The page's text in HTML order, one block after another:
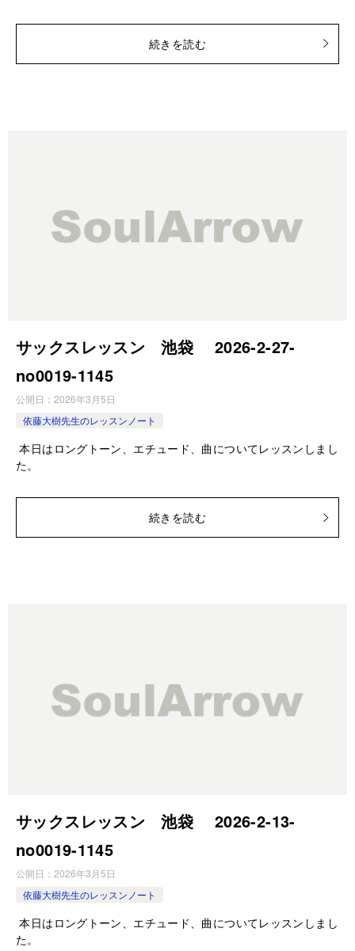
続きを読む
サックスレッスン 池袋 2026-2-27-
no0019-1145
公開日： 2026年3月5日
依藤大樹先生のレッスンノート
本日はロングトーン、エチュード、曲についてレッスンしまし
た。
続きを読む
サックスレッスン 池袋 2026-2-13-
no0019-1145
公開日： 2026年3月5日
依藤大樹先生のレッスンノート
本日はロングトーン、エチュード、曲についてレッスンしまし
た。